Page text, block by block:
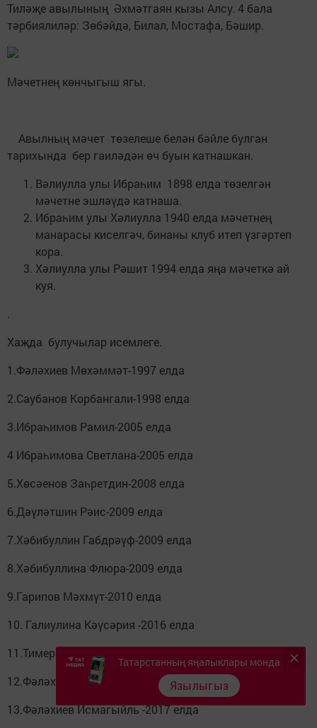
Тиләҗе авылының Әхмәтгаян кызы Алсу. 4 бала
тәрбиялиләр: Зөбәйдә, Билал, Мостафа, Бәшир.
Мәчетнең көнчыгыш ягы.
Авылның мәчет төзелеше белән бәйле булган
тарихында бер гаиләдән өч буын катнашкан.
Вәлиулла улы Ибраһим 1898 елда төзелгән
мәчетне эшләүдә катнаша.
Ибраһим улы Хәлиулла 1940 елда мәчетнең
манарасы киселгәч, бинаны клуб итеп үзгәртеп
кора.
Хәлиулла улы Рәшит 1994 елда яңа мәчеткә ай
куя.
.
Хаҗда булучылар исемлеге.
1.Фәләхиев Мөхәммәт-1997 елда
2.Саубанов Корбангали-1998 елда
3.Ибраһимов Рамил-2005 елда
4 Ибраһимова Светлана-2005 елда
5.Хөсәенов Заһретдин-2008 елда
6.Дәүләтшин Рәис-2009 елда
7.Хәбибуллин Габдрәүф-2009 елда
8.Хәбибуллина Флюра-2009 елда
9.Гарипов Мәхмүт-2010 елда
10. Галиулина Кәүсәрия -2016 елда
11.Тимербаева Сәлимә-2016 елда
12.Фәләхиев Ибраһим-2017 елда
13.Фәләхиев Исмагыйль -2017 елда
Татарстанның яңалыклары монда
Язылыгыз